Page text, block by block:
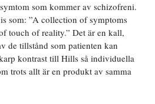
som kommer av schizofreni.
som: ”A collection of symptoms
touch of reality.” Det är en kall,
de tillstånd som patienten kan
kontrast till Hills så individuella
trots allt är en produkt av samma